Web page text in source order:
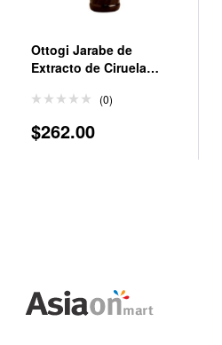
Ottogi Jarabe de
Extracto de Ciruela
(0)
$262.00